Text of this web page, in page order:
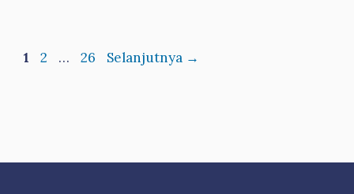
Halaman
1 Halaman
2 … Halaman
26 Selanjutnya →